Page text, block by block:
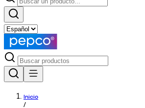
Inicio
/